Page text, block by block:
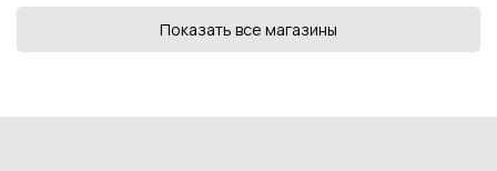
Показать все магазины